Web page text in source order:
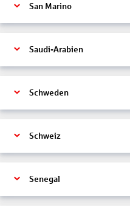
San Marino
Saudi-Arabien
Schweden
Schweiz
Senegal